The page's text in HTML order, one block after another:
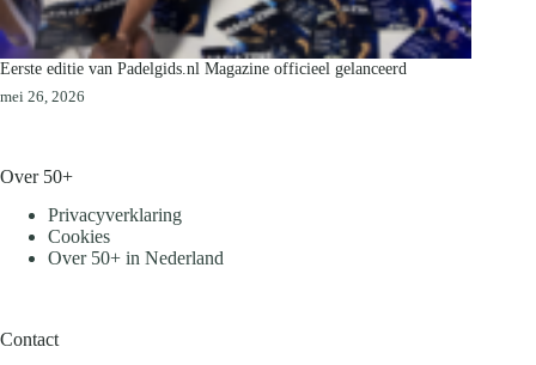
Eerste editie van Padelgids.nl Magazine officieel gelanceerd
mei 26, 2026
Over 50+
Privacyverklaring
Cookies
Over 50+ in Nederland
Contact